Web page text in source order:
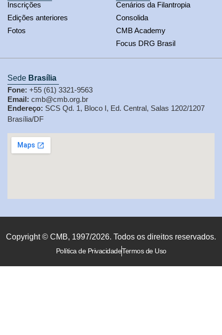
Inscrições
Edições anteriores
Fotos
Cenários da Filantropia
Consolida
CMB Academy
Focus DRG Brasil
Sede Brasília
Fone: +55 (61) 3321-9563
Email: cmb@cmb.org.br
Endereço: SCS Qd. 1, Bloco I, Ed. Central, Salas 1202/1207
Brasília/DF
Copyright © CMB, 1997/2026. Todos os direitos reservados.
Política de PrivacidadeTermos de Uso